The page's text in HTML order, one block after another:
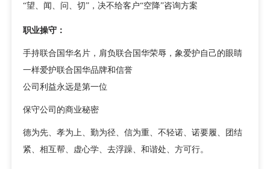
“望、闻、问、切”，决不给客户“空降”咨询方案
职业操守：
手持联合国华名片，肩负联合国华荣辱，象爱护自己的眼睛
一样爱护联合国华品牌和信誉
公司利益永远是第一位
保守公司的商业秘密
德为先、孝为上、勤为径、信为重、不轻诺、诺要履、团结
紧、相互帮、虚心学、去浮躁、和谐处、方可行。